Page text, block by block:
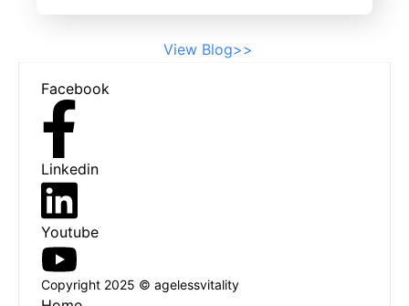
View Blog>>
Facebook
Linkedin
Youtube
Copyright 2025 © agelessvitality